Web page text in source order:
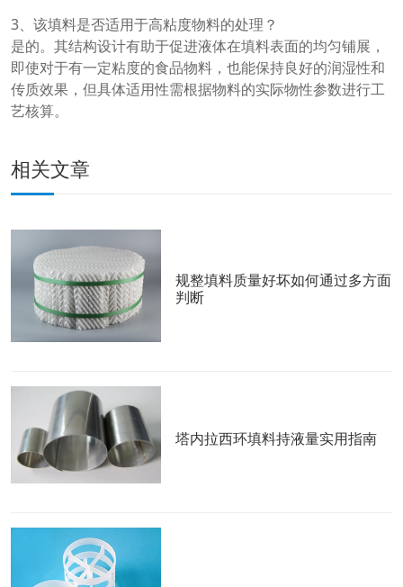
3、该填料是否适用于高粘度物料的处理？
是的。其结构设计有助于促进液体在填料表面的均匀铺展，
即使对于有一定粘度的食品物料，也能保持良好的润湿性和
传质效果，但具体适用性需根据物料的实际物性参数进行工
艺核算。
相关文章
规整填料质量好坏如何通过多方面
判断
塔内拉西环填料持液量实用指南